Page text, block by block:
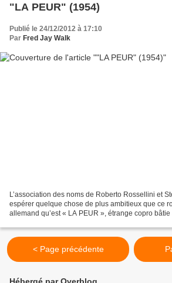
"LA PEUR" (1954)
Publié le 24/12/2012 à 17:10
Par Fred Jay Walk
L’association des noms de Roberto Rossellini et
espérer quelque chose de plus ambitieux que ce
allemand qu’est « LA PEUR », étrange copro bâtie
< Page précédente